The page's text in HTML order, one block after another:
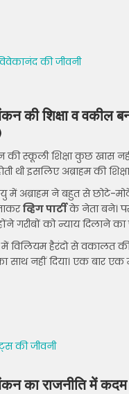
की जीवनी
की शिक्षा व वकील
की स्कूली शिक्षा कुछ खास
थी इसलिए अब्राहम की
अब्राहम ने बहुत से छोटे-
व्हिग पार्टीके नेता बने।
गरीबों को न्याय दिलाने
में विलियम हैरंदो से वकालत
साथ नहीं दिया। एक बार
की जीवनी
का राजनीति में कदम